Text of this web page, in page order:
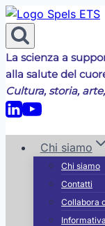
Salta
al
contenuto
La scienza a
alla salute del
Cultura, storia,
Chi siamo
Chi siamo
Contatti
Collabora